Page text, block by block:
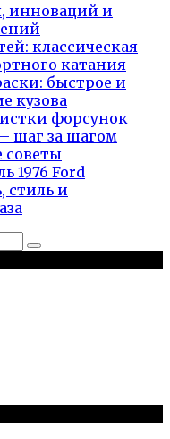
инноваций и
классическая
катания
быстрое и
кузова
форсунок
шаг за шагом
советы
1976 Ford
стиль и